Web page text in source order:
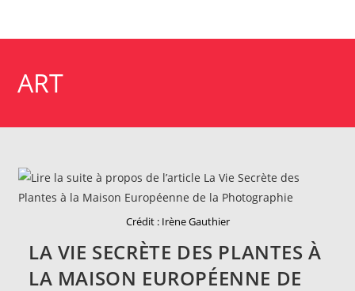
ART
Crédit : Irène Gauthier
LA VIE SECRÈTE DES PLANTES À
LA MAISON EUROPÉENNE DE